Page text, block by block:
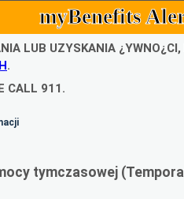
myBenefits
LUB UZYSKANIA
.
CALL 911.
tymczasowej